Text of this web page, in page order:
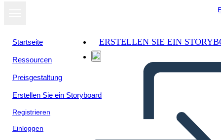
Startseite
Ressourcen
Preisgestaltung
Erstellen Sie ein Storyboard
Registrieren
Einloggen
ERSTELLEN SIE EIN